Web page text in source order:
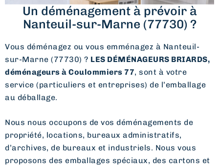
Un déménagement à prévoir à
Nanteuil-sur-Marne (77730) ?
Vous déménagez ou vous emménagez à Nanteuil-
sur-Marne (77730) ? LES DÉMÉNAGEURS BRIARDS,
déménageurs à Coulommiers 77, sont à votre
service (particuliers et entreprises) de l’emballage
au déballage.
Nous nous occupons de vos déménagements de
propriété, locations, bureaux administratifs,
d’archives, de bureaux et industriels. Nous vous
proposons des emballages spéciaux, des cartons et